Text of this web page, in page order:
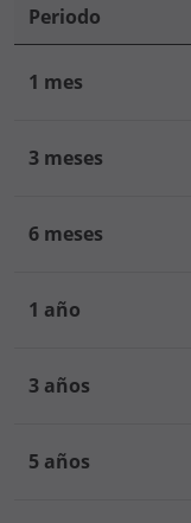
Periodo
1 mes
3 meses
6 meses
1 año
3 años
5 años